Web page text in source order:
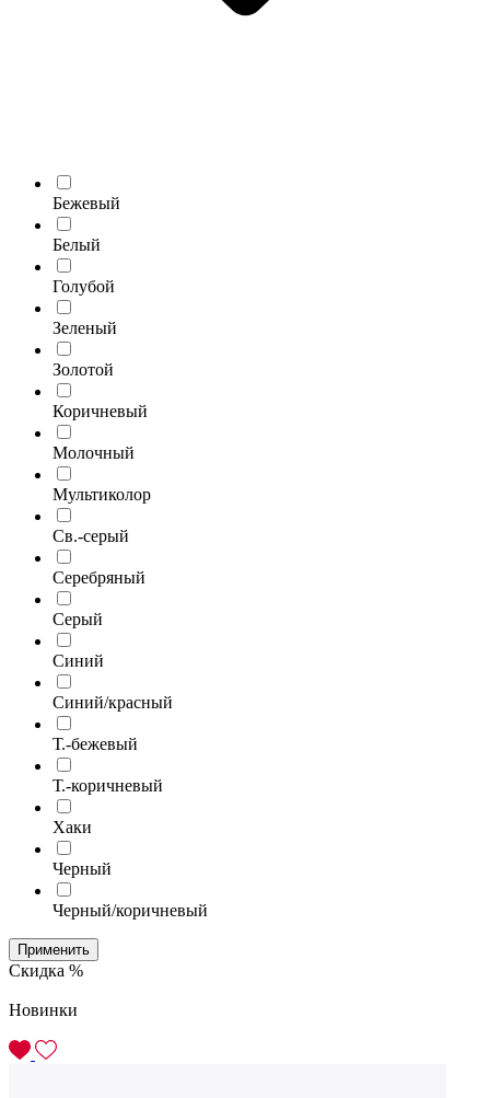
Бежевый
Белый
Голубой
Зеленый
Золотой
Коричневый
Молочный
Мультиколор
Св.-серый
Серебряный
Серый
Синий
Синий/красный
Т.-бежевый
Т.-коричневый
Хаки
Черный
Черный/коричневый
Применить
Скидка %
Новинки